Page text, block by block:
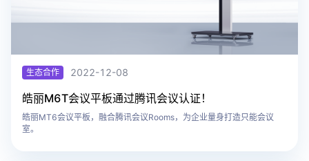
生态合作 2022-12-08
​皓丽M6T会议平板通过腾讯会议认证！
皓丽MT6会议平板，融合腾讯会议Rooms，为企业量身打造只能会议
室。